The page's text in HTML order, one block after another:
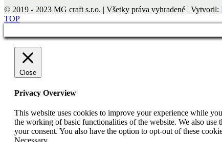
© 2019 - 2023 MG craft s.r.o. | Všetky práva vyhradené | Vytvoril:
TOP
Close
Privacy Overview
This website uses cookies to improve your experience while
the working of basic functionalities of the website. We also
your consent. You also have the option to opt-out of these